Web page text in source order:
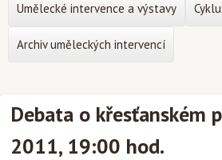
Debata o křesťanském
2011, 19:00 hod.
Umělecké intervence a výstavy
Archiv uměleckých intervencí